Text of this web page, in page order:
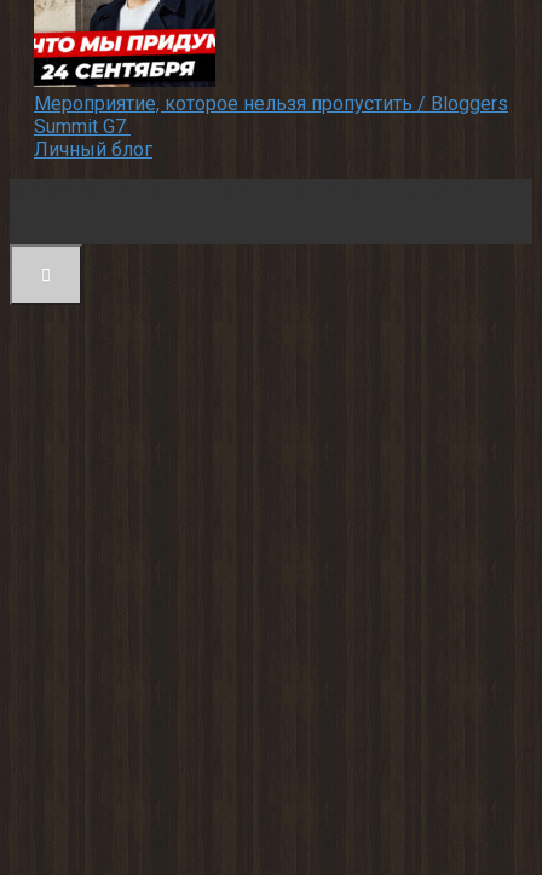
Мероприятие, которое нельзя пропустить / Bloggers
Summit G7
Личный блог